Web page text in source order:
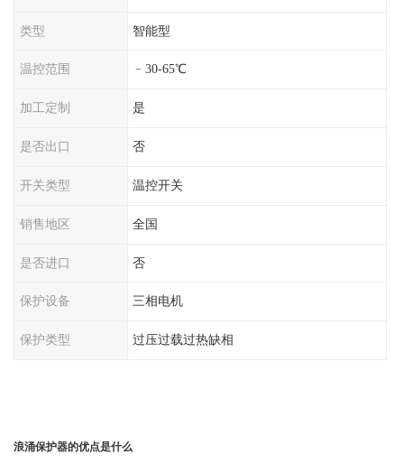
类型 智能型
温控范围 ﹣30-65℃
加工定制 是
是否出口 否
开关类型 温控开关
销售地区 全国
是否进口 否
保护设备 三相电机
保护类型 过压过载过热缺相
浪涌保护器的优点是什么